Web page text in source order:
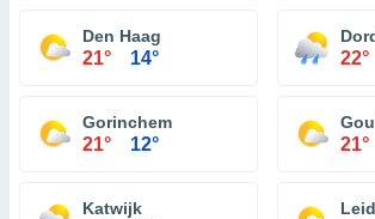
Den Haag
21° 14° 22°
Gorinchem
21° 12° 21°
Katwijk